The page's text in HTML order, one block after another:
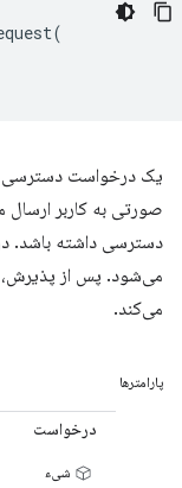
(
یک درخواست دسترسی
صورتی به کاربر ارسال
دسترسی داشته باشد.
می‌شود. پس از پذیرش،
می‌کند.
پارامترها
درخواست
شیء